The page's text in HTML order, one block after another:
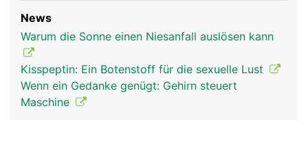
News
Warum die Sonne einen Niesanfall auslösen kann
Kisspeptin: Ein Botenstoff für die sexuelle Lust
Wenn ein Gedanke genügt: Gehirn steuert
Maschine